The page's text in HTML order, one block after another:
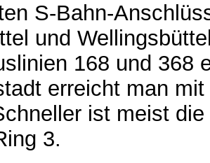
S-Bahn-
und
168 und 368
erreicht man
ist meist
3.